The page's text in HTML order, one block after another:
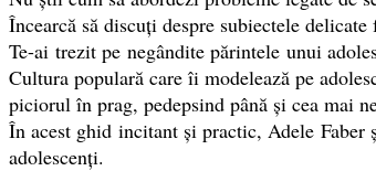
Încearcă să discuți despre subiectele
Te-ai trezit pe negândite părintele unui
Cultura populară care îi modelează pe
piciorul în prag, pedepsind până și cea mai
În acest ghid incitant și practic, Adele Faber
adolescenți.